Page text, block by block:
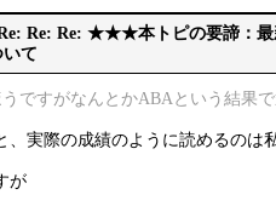
Re: Re: ★★★本トピの要諦：最
て
ですがなんとかABAという結果
、実際の成績のように読めるのは
が